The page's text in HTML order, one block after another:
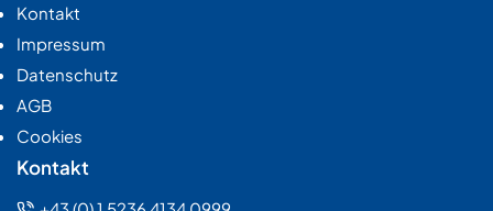
Kontakt
Impressum
Datenschutz
AGB
Cookies
Kontakt